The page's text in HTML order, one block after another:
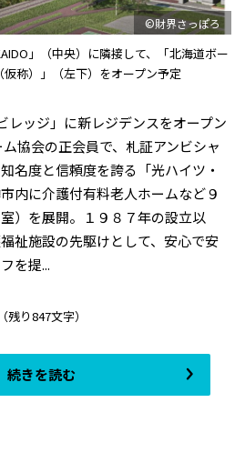
©財界さっぽろ
」（中央）に隣接して、「北海道ボー
称）」（左下）をオープン予定
レッジ」に新レジデンスをオープン
協会の正会員で、札証アンビシャ
名度と信頼度を誇る「光ハイツ・
内に介護付有料老人ホームなど９
）を展開。１９８７年の設立以
祉施設の先駆けとして、安心で安
を提...
（残り847文字）
続きを読む